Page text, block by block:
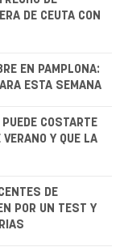
DE CEUTA CON
EN PAMPLONA:
ESTA SEMANA
COSTARTE
Y QUE LA
DE
POR UN TEST Y